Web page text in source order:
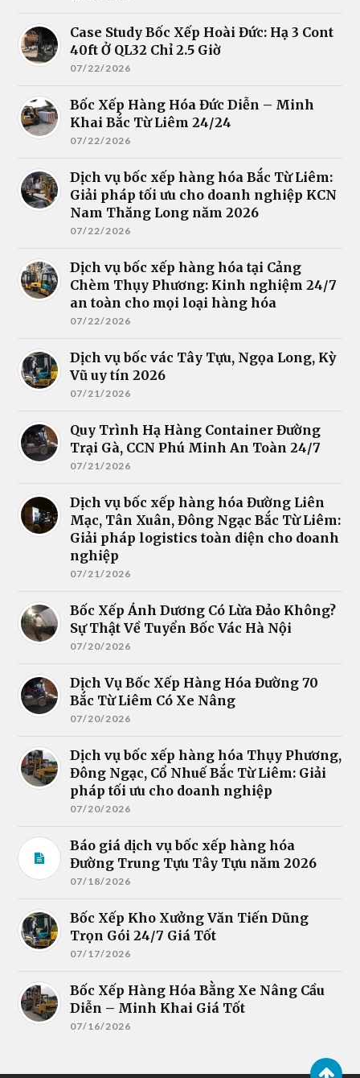
Case Study Bốc Xếp Hoài Đức: Hạ 3 Cont
40ft Ở QL32 Chỉ 2.5 Giờ
07/22/2026
Bốc Xếp Hàng Hóa Đức Diễn – Minh
Khai Bắc Từ Liêm 24/24
07/22/2026
Dịch vụ bốc xếp hàng hóa Bắc Từ Liêm:
Giải pháp tối ưu cho doanh nghiệp KCN
Nam Thăng Long năm 2026
07/22/2026
Dịch vụ bốc xếp hàng hóa tại Cảng
Chèm Thụy Phương: Kinh nghiệm 24/7
an toàn cho mọi loại hàng hóa
07/22/2026
Dịch vụ bốc vác Tây Tựu, Ngọa Long, Kỳ
Vũ uy tín 2026
07/21/2026
Quy Trình Hạ Hàng Container Đường
Trại Gà, CCN Phú Minh An Toàn 24/7
07/21/2026
Dịch vụ bốc xếp hàng hóa Đường Liên
Mạc, Tân Xuân, Đông Ngạc Bắc Từ Liêm:
Giải pháp logistics toàn diện cho doanh
nghiệp
07/21/2026
Bốc Xếp Ánh Dương Có Lừa Đảo Không?
Sự Thật Về Tuyển Bốc Vác Hà Nội
07/20/2026
Dịch Vụ Bốc Xếp Hàng Hóa Đường 70
Bắc Từ Liêm Có Xe Nâng
07/20/2026
Dịch vụ bốc xếp hàng hóa Thụy Phương,
Đông Ngạc, Cổ Nhuế Bắc Từ Liêm: Giải
pháp tối ưu cho doanh nghiệp
07/20/2026
Báo giá dịch vụ bốc xếp hàng hóa
Đường Trung Tựu Tây Tựu năm 2026
07/18/2026
Bốc Xếp Kho Xưởng Văn Tiến Dũng
Trọn Gói 24/7 Giá Tốt
07/17/2026
Bốc Xếp Hàng Hóa Bằng Xe Nâng Cầu
Diễn – Minh Khai Giá Tốt
07/16/2026